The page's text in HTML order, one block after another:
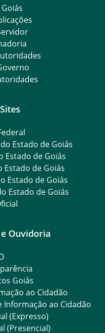
Estado de Goiás
Estado de Goiás
de Goiás
Estado de Goiás
Estado de Goiás
Ouvidoria
Goiás
ao Cidadão
Informação ao Cidadão
(Expresso)
(Presencial)